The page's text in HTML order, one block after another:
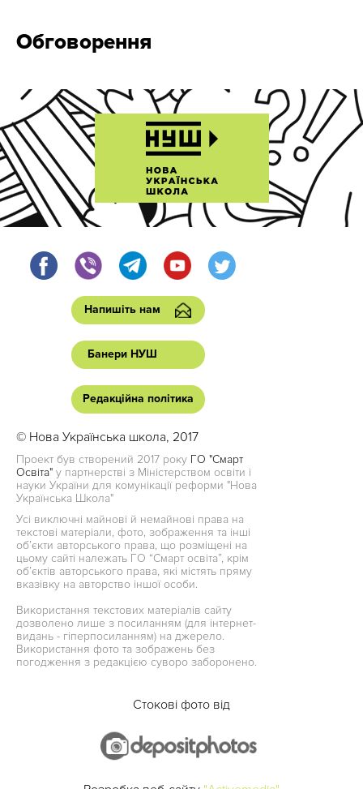
Обговорення
Напишіть нам
Банери НУШ
Редакційна політика
© Нова Українська школа, 2017
Проект був створений 2017 року ГО "Смарт
Освіта" у партнерстві з Міністерством освіти і
науки України для комунікації реформи "Нова
Українська Школа"
Усі виключні майнові й немайнові права на
текстові матеріали, фото, зображення та інші
об’єкти авторського права, що розміщені на
цьому сайті належать ГО “Смарт освіта”, крім
об’єктів авторського права, які містять пряму
вказівку на авторство іншої особи.
Використання текстових матеріалів сайту
дозволено лише з посиланням (для інтернет-
видань - гіперпосиланням) на джерело.
Використання фото та зображень без
погодження з редакцією суворо заборонено.
Стокові фото від